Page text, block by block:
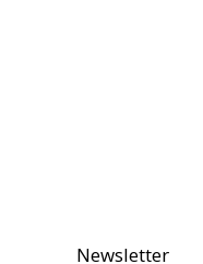
Newsletter